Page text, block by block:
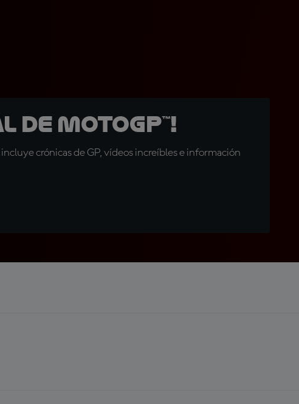
MotoGP™!
crónicas de GP, vídeos increíbles e información